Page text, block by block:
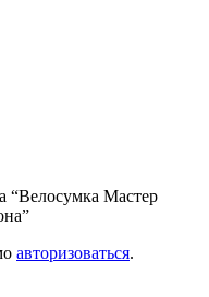
“Велосумка Мастер
авторизоваться.